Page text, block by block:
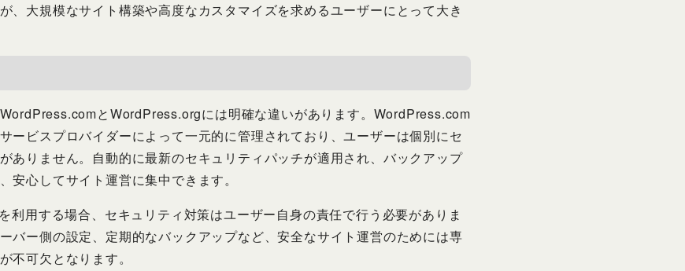
、大規模なサイト構築や高度なカスタマイズを求めるユーザーにとって大き
とWordPress.orgには明確な違いがあります。WordPress.com
ービスプロバイダーによって一元的に管理されており、ユーザーは個別にセ
ありません。自動的に最新のセキュリティパッチが適用され、バックアップ
安心してサイト運営に集中できます。
利用する場合、セキュリティ対策はユーザー自身の責任で行う必要がありま
バー側の設定、定期的なバックアップなど、安全なサイト運営のためには専
不可欠となります。